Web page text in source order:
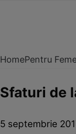
HomePentru
Sfaturi de
5 septembrie